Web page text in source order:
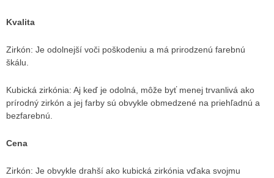
Kvalita
Zirkón: Je odolnejší voči poškodeniu a má prirodzenú farebnú
škálu.
Kubická zirkónia: Aj keď je odolná, môže byť menej trvanlivá ako
prírodný zirkón a jej farby sú obvykle obmedzené na priehľadnú a
bezfarebnú.
Cena
Zirkón: Je obvykle drahší ako kubická zirkónia vďaka svojmu